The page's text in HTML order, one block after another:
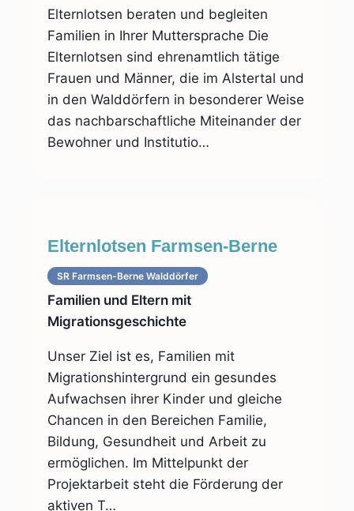
Elternlotsen beraten und begleiten
Familien in Ihrer Muttersprache Die
Elternlotsen sind ehrenamtlich tätige
Frauen und Männer, die im Alstertal und
in den Walddörfern in besonderer Weise
das nachbarschaftliche Miteinander der
Bewohner und Institutio…
Elternlotsen Farmsen-Berne
SR Farmsen-Berne Walddörfer
Familien und Eltern mit
Migrationsgeschichte
Unser Ziel ist es, Familien mit
Migrationshintergrund ein gesundes
Aufwachsen ihrer Kinder und gleiche
Chancen in den Bereichen Familie,
Bildung, Gesundheit und Arbeit zu
ermöglichen. Im Mittelpunkt der
Projektarbeit steht die Förderung der
aktiven T…